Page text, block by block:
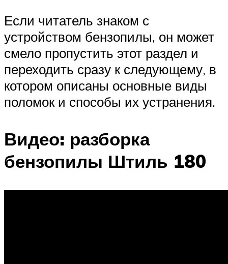
Если читатель знаком с
устройством бензопилы, он может
смело пропустить этот раздел и
переходить сразу к следующему, в
котором описаны основные виды
поломок и способы их устранения.
Видео: разборка
бензопилы Штиль 180